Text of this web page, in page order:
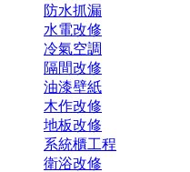
防水抓漏
水電改修
冷氣空調
隔間改修
油漆壁紙
木作改修
地板改修
系統櫃工程
衛浴改修